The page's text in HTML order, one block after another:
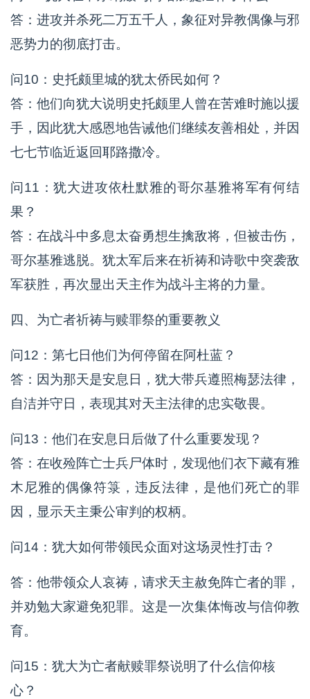
答：进攻并杀死二万五千人，象征对异教偶像与邪
恶势力的彻底打击。
问10：史托颇里城的犹太侨民如何？
答：他们向犹大说明史托颇里人曾在苦难时施以援
手，因此犹大感恩地告诫他们继续友善相处，并因
七七节临近返回耶路撒冷。
问11：犹大进攻依杜默雅的哥尔基雅将军有何结
果？
答：在战斗中多息太奋勇想生擒敌将，但被击伤，
哥尔基雅逃脱。犹太军后来在祈祷和诗歌中突袭敌
军获胜，再次显出天主作为战斗主将的力量。
四、为亡者祈祷与赎罪祭的重要教义
问12：第七日他们为何停留在阿杜蓝？
答：因为那天是安息日，犹大带兵遵照梅瑟法律，
自洁并守日，表现其对天主法律的忠实敬畏。
问13：他们在安息日后做了什么重要发现？
答：在收殓阵亡士兵尸体时，发现他们衣下藏有雅
木尼雅的偶像符箓，违反法律，是他们死亡的罪
因，显示天主秉公审判的权柄。
问14：犹大如何带领民众面对这场灵性打击？
答：他带领众人哀祷，请求天主赦免阵亡者的罪，
并劝勉大家避免犯罪。这是一次集体悔改与信仰教
育。
问15：犹大为亡者献赎罪祭说明了什么信仰核
心？